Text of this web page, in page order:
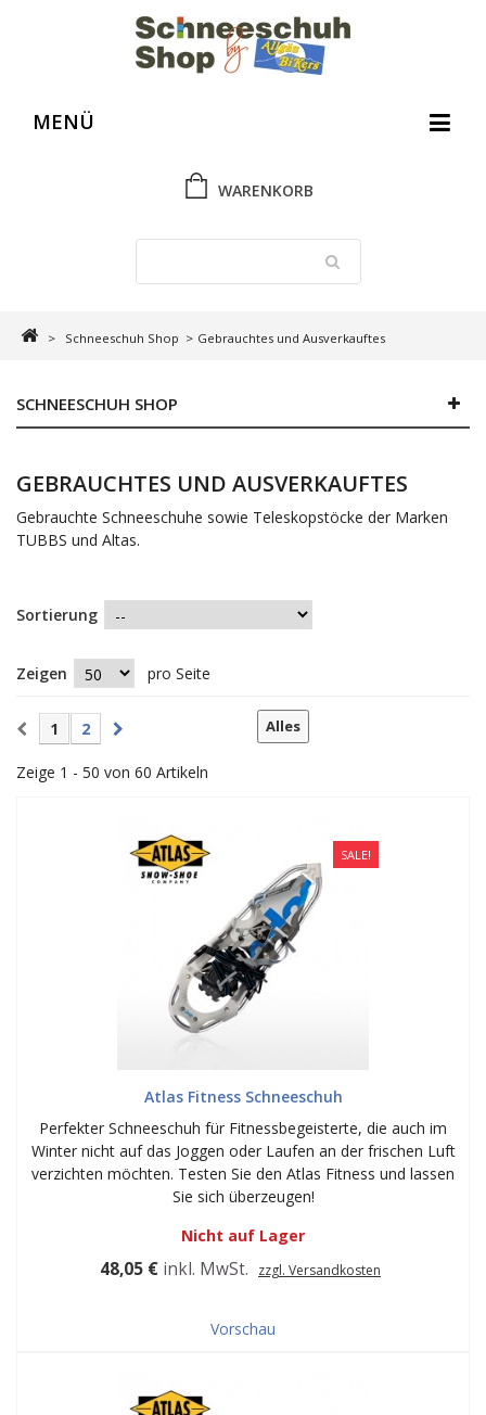
MENÜ
WARENKORB
> Schneeschuh Shop > Gebrauchtes und Ausverkauftes
SCHNEESCHUH SHOP
GEBRAUCHTES UND AUSVERKAUFTES
Gebrauchte Schneeschuhe sowie Teleskopstöcke der Marken
TUBBS und Altas.
Sortierung
Zeigen pro Seite
Alles
1 2
Zeige 1 - 50 von 60 Artikeln
SALE!
Atlas Fitness Schneeschuh
Perfekter Schneeschuh für Fitnessbegeisterte, die auch im
Winter nicht auf das Joggen oder Laufen an der frischen Luft
verzichten möchten. Testen Sie den Atlas Fitness und lassen
Sie sich überzeugen!
Nicht auf Lager
48,05 € inkl. MwSt. zzgl. Versandkosten
Vorschau